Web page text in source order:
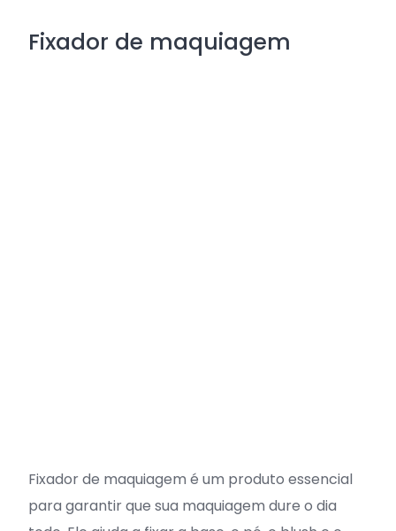
Fixador de maquiagem
Fixador de maquiagem é um produto essencial
para garantir que sua maquiagem dure o dia